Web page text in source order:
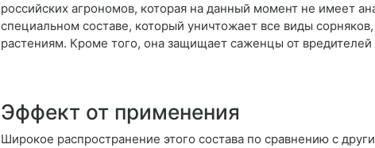
российских агрономов, которая на данный момент не имеет
специальном составе, который уничтожает все виды
растениям. Кроме того, она защищает саженцы от
Эффект от применения
Широкое распространение этого состава по сравнению с